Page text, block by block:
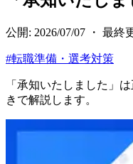
公開: 2026/07/07 ・ 最終
#転職準備・選考対策
「承知いたしました」
きで解説します。